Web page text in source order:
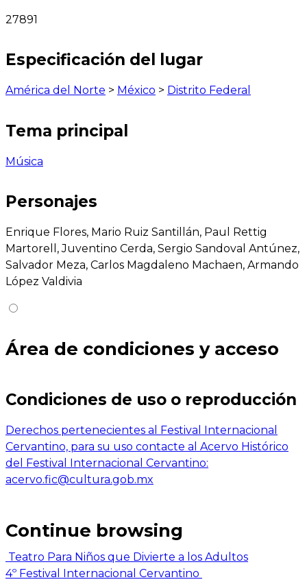
27891
Especificación del lugar
América del Norte > México > Distrito Federal
Tema principal
Música
Personajes
Enrique Flores, Mario Ruiz Santillán, Paul Rettig
Martorell, Juventino Cerda, Sergio Sandoval Antúnez,
Salvador Meza, Carlos Magdaleno Machaen, Armando
López Valdivia
Área de condiciones y acceso
Condiciones de uso o reproducción
Derechos pertenecientes al Festival Internacional
Cervantino, para su uso contacte al Acervo Histórico
del Festival Internacional Cervantino:
acervo.fic@cultura.gob.mx
Continue browsing
Teatro Para Niños que Divierte a los Adultos
4º Festival Internacional Cervantino